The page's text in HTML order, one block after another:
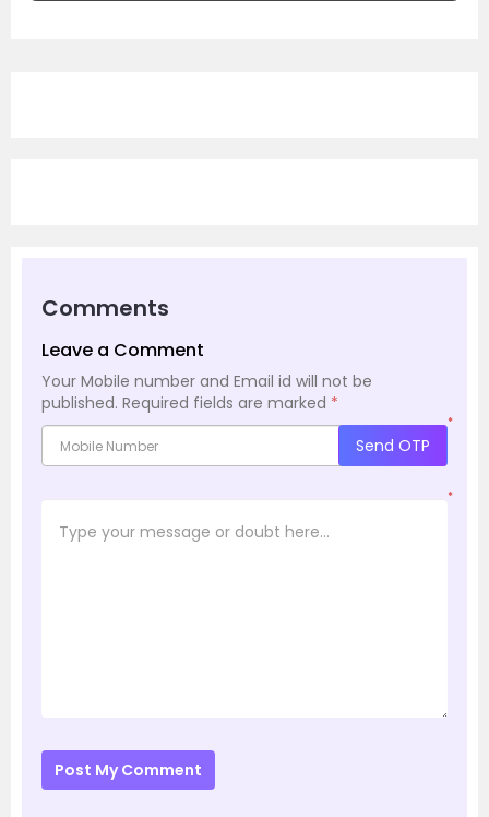
Comments
Leave a Comment
Your Mobile number and Email id will not be
published. Required fields are marked *
*
Send OTP
*
Post My Comment